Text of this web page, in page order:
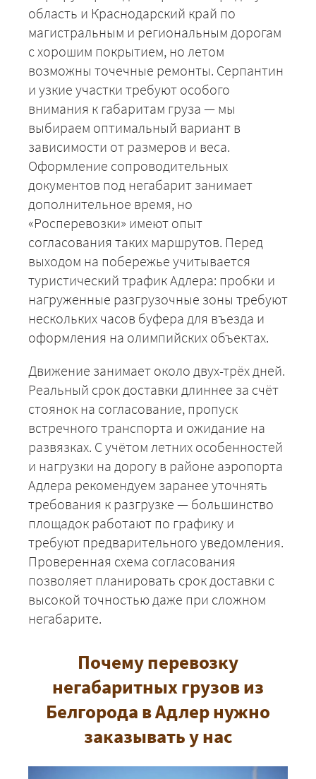
область и Краснодарский край по
магистральным и региональным дорогам
с хорошим покрытием, но летом
возможны точечные ремонты. Серпантин
и узкие участки требуют особого
внимания к габаритам груза — мы
выбираем оптимальный вариант в
зависимости от размеров и веса.
Оформление сопроводительных
документов под негабарит занимает
дополнительное время, но
«Росперевозки» имеют опыт
согласования таких маршрутов. Перед
выходом на побережье учитывается
туристический трафик Адлера: пробки и
нагруженные разгрузочные зоны требуют
нескольких часов буфера для въезда и
оформления на олимпийских объектах.
Движение занимает около двух-трёх дней.
Реальный срок доставки длиннее за счёт
стоянок на согласование, пропуск
встречного транспорта и ожидание на
развязках. С учётом летних особенностей
и нагрузки на дорогу в районе аэропорта
Адлера рекомендуем заранее уточнять
требования к разгрузке — большинство
площадок работают по графику и
требуют предварительного уведомления.
Проверенная схема согласования
позволяет планировать срок доставки с
высокой точностью даже при сложном
негабарите.
Почему перевозку
негабаритных грузов из
Белгорода в Адлер нужно
заказывать у нас
+7 (499) 520-05-23
ЗАКАЗАТЬ